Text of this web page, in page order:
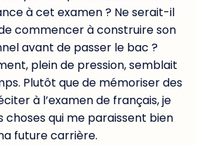
à cet examen ? Ne serait-il
commencer à construire son
avant de passer le bac ?
plein de pression, semblait
Plutôt que de mémoriser des
à l’examen de français, je
choses qui me paraissent bien
future carrière.